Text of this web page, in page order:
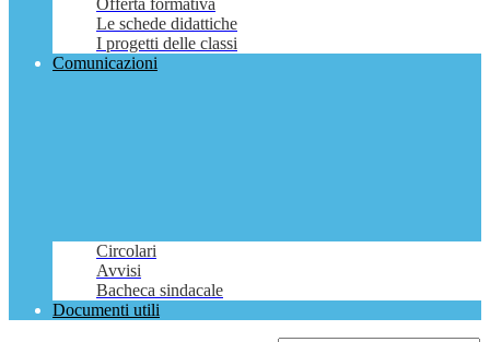
Offerta formativa
Le schede didattiche
I progetti delle classi
Comunicazioni
Circolari
Avvisi
Bacheca sindacale
Documenti utili